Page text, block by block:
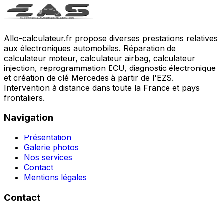
Allo-calculateur.fr propose diverses prestations relatives
aux électroniques automobiles. Réparation de
calculateur moteur, calculateur airbag, calculateur
injection, reprogrammation ECU, diagnostic électronique
et création de clé Mercedes à partir de l'EZS.
Intervention à distance dans toute la France et pays
frontaliers.
Navigation
Présentation
Galerie photos
Nos services
Contact
Mentions légales
Contact